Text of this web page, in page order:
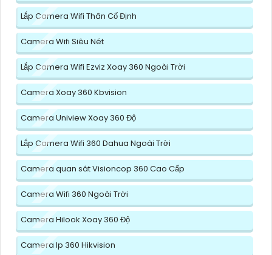
Lắp Camera Wifi Thân Cố Định
Camera Wifi Siêu Nét
Lắp Camera Wifi Ezviz Xoay 360 Ngoài Trời
Camera Xoay 360 Kbvision
Camera Uniview Xoay 360 Độ
Lắp Camera Wifi 360 Dahua Ngoài Trời
Camera quan sát Visioncop 360 Cao Cấp
Camera Wifi 360 Ngoài Trời
Camera Hilook Xoay 360 Độ
Camera Ip 360 Hikvision